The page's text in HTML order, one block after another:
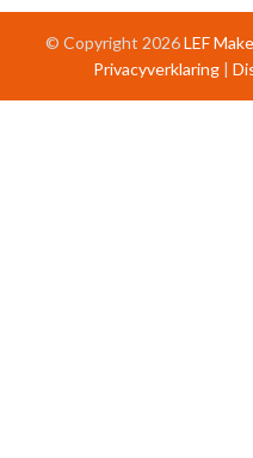
© Copyright 2026LEF
Privacyverklaring|